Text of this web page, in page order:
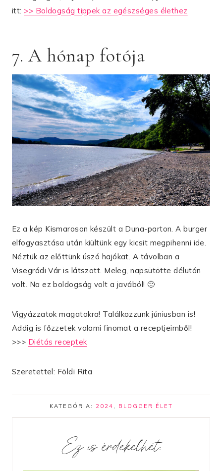
itt: >> Boldogság tippek az egészséges élethez
7. A hónap fotója
Ez a kép Kismaroson készült a Duna-parton. A burger
elfogyasztása után kiültünk egy kicsit megpihenni ide.
Néztük az előttünk úszó hajókat. A távolban a
Visegrádi Vár is látszott. Meleg, napsütötte délután
volt. Na ez boldogság volt a javából! 🙂
Vigyázzatok magatokra! Találkozzunk júniusban is!
Addig is főzzetek valami finomat a receptjeimből!
>>> Diétás receptek
Szeretettel: Földi Rita
KATEGÓRIA: 2024 , BLOGGER ÉLET
Ez is érdekelhet: